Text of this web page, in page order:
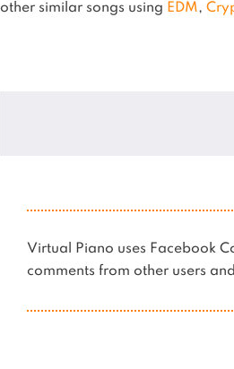
other similar songs using EDM,
Virtual Piano uses Facebook
comments from other users